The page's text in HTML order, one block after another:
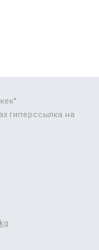
гиперссылка на